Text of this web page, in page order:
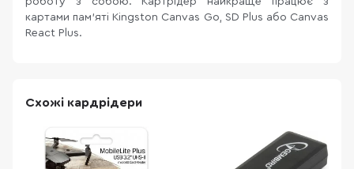
картами пам'яті Kingston Canvas Go, SD Plus або Canvas
React Plus.
Схожі кардрідери